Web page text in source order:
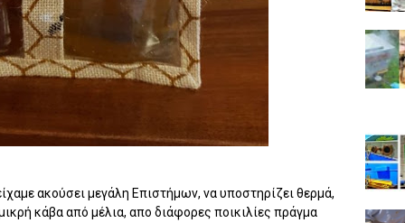
ακούσει μεγάλη Επιστήμων, να υποστηρίζει θερμά,
κάβα από μέλια, απο διάφορες ποικιλίες πράγμα